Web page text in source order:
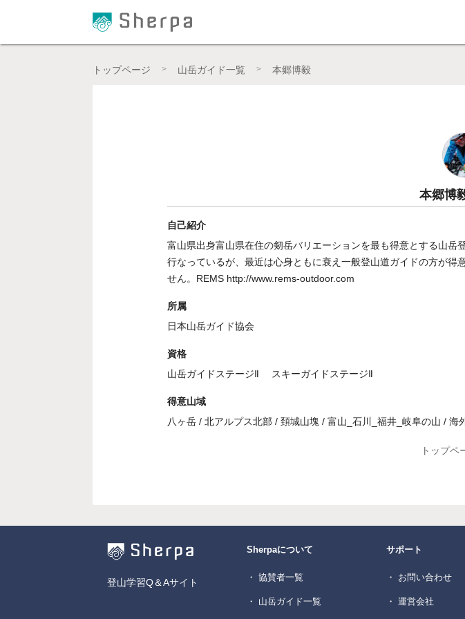
トップページ
山岳ガイド一覧 本郷博毅
本郷博
自己紹介
富山県出身富山県在住の剱岳バリエーションを最も得意とする山
行なっているが、最近は心身ともに衰え一般登山道ガイドの方が
せん。REMS http://www.rems-outdoor.com
所属
日本山岳ガイド協会
資格
山岳ガイドステージⅡ スキーガイドステージⅡ
得意山域
八ヶ岳 / 北アルプス北部 / 頚城山塊 / 富山_石川_福井_岐阜の山 / 海
トップペ
登山学習Q＆Aサイト
Sherpaについて
・ 協賛者一覧
・ 山岳ガイド一覧
サポート
・ お問い合わせ
・ 運営会社